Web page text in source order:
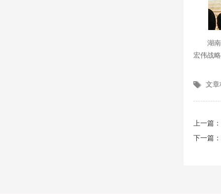
湖
宏伟战
文章
上一篇：
下一篇：